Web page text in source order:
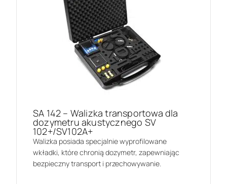
SA 142 – Walizka transportowa dla
dozymetru akustycznego SV
102+/SV102A+
Walizka posiada specjalnie wyprofilowane
wkładki, które chronią dozymetr, zapewniając
bezpieczny transport i przechowywanie.